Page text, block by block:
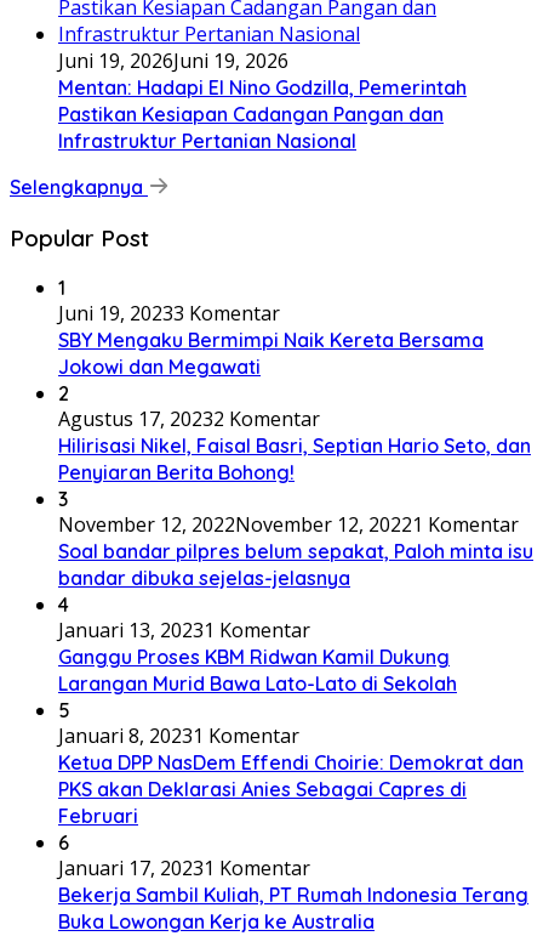
Juni 19, 2026Juni 19, 2026
Mentan: Hadapi El Nino Godzilla, Pemerintah
Pastikan Kesiapan Cadangan Pangan dan
Infrastruktur Pertanian Nasional
Selengkapnya
Popular Post
1
Juni 19, 20233 Komentar
SBY Mengaku Bermimpi Naik Kereta Bersama
Jokowi dan Megawati
2
Agustus 17, 20232 Komentar
Hilirisasi Nikel, Faisal Basri, Septian Hario Seto, dan
Penyiaran Berita Bohong!
3
November 12, 2022November 12, 20221 Komentar
Soal bandar pilpres belum sepakat, Paloh minta isu
bandar dibuka sejelas-jelasnya
4
Januari 13, 20231 Komentar
Ganggu Proses KBM Ridwan Kamil Dukung
Larangan Murid Bawa Lato-Lato di Sekolah
5
Januari 8, 20231 Komentar
Ketua DPP NasDem Effendi Choirie: Demokrat dan
PKS akan Deklarasi Anies Sebagai Capres di
Februari
6
Januari 17, 20231 Komentar
Bekerja Sambil Kuliah, PT Rumah Indonesia Terang
Buka Lowongan Kerja ke Australia